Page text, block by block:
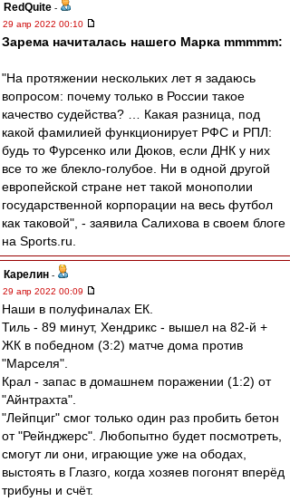
RedQuite -
29 апр 2022 00:10
Зарема начиталась нашего Марка mmmmm:
"На протяжении нескольких лет я задаюсь
вопросом: почему только в России такое
качество судейства? … Какая разница, под
какой фамилией функционирует РФС и РПЛ:
будь то Фурсенко или Дюков, если ДНК у них
все то же блекло-голубое. Ни в одной другой
европейской стране нет такой монополии
государственной корпорации на весь футбол
как таковой", - заявила Салихова в своем блоге
на Sports.ru.
Карелин -
29 апр 2022 00:09
Наши в полуфиналах ЕК.
Тиль - 89 минут, Хендрикс - вышел на 82-й +
ЖК в победном (3:2) матче дома против
"Марселя".
Крал - запас в домашнем поражении (1:2) от
"Айнтрахта".
"Лейпциг" смог только один раз пробить бетон
от "Рейнджерс". Любопытно будет посмотреть,
смогут ли они, играющие уже на ободах,
выстоять в Глазго, когда хозяев погонят вперёд
трибуны и счёт.